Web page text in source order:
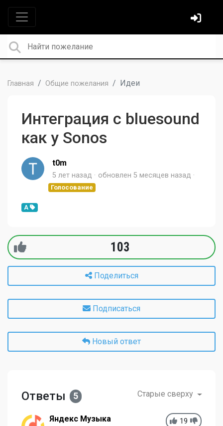
Главная Общие пожелания Идеи
Интеграция с bluesound
как у Sonos
t0m
5 лет назад обновлен 5 месяцев назад
Голосование
A
103
Поделиться
Подписаться
Новый ответ
Ответы 5 Старые сверху
19
Яндекс Музыка